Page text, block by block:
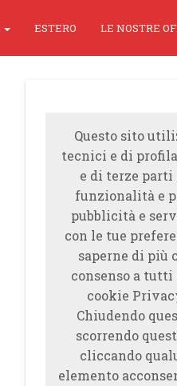
ESTERO LE NOSTRE
Questo sito
tecnici e di
e di terze parti
funzionalità e
pubblicità e
con le tue
saperne di più
consenso a tutti
cookie
Chiudendo
scorrendo
cliccando
elemento